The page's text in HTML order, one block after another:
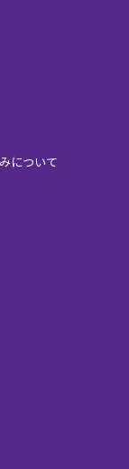
について